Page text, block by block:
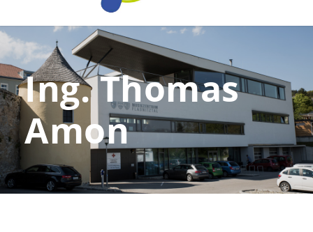
Ing. Thomas
Amon